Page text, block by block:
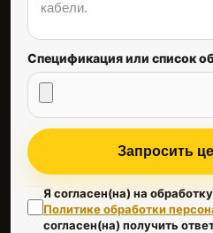
Спецификация или список
Запросить
Я согласен(на) на
Политике обработки
согласен(на) получить